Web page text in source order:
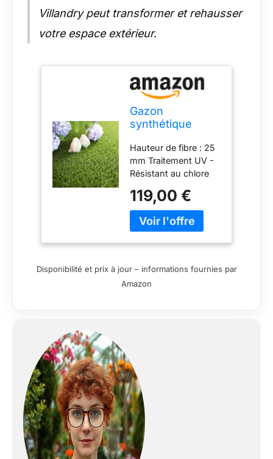
Villandry peut transformer et rehausser
votre espace extérieur.
Gazon
synthétique
- Rouleau de
3.00m x 3.00m
Hauteur de fibre : 25
mm Traitement UV -
Résistant au chlore
usage ornemental
Poids du produit :
18.45 kg Densité :
119,00 €
Disponibilité et prix à jour – informations fournies par
Amazon